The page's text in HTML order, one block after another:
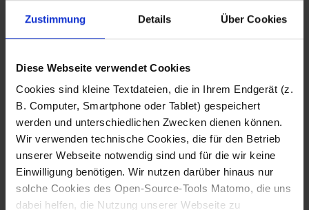
Zustimmung Details Über Cookies
Diese Webseite verwendet Cookies
Cookies sind kleine Textdateien, die in Ihrem Endgerät (z.
B. Computer, Smartphone oder Tablet) gespeichert
werden und unterschiedlichen Zwecken dienen können.
Wir verwenden technische Cookies, die für den Betrieb
unserer Webseite notwendig sind und für die wir keine
Einwilligung benötigen. Wir nutzen darüber hinaus nur
solche Cookies des Open-Source-Tools Matomo, die uns
dabei helfen, die Nutzung unserer Webseite zu
Fotografo: Lorenz
Sternbach
Download
Fotografo: Lorenz
Sternbach
Download